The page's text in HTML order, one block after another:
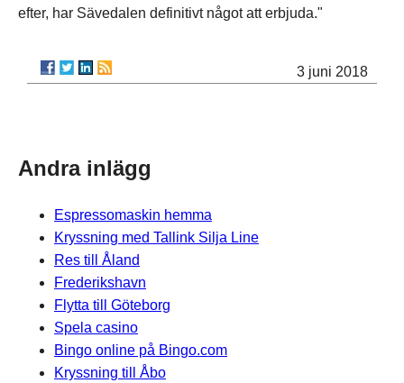
efter, har Sävedalen definitivt något att erbjuda."
3 juni 2018
Andra inlägg
Espressomaskin hemma
Kryssning med Tallink Silja Line
Res till Åland
Frederikshavn
Flytta till Göteborg
Spela casino
Bingo online på Bingo.com
Kryssning till Åbo